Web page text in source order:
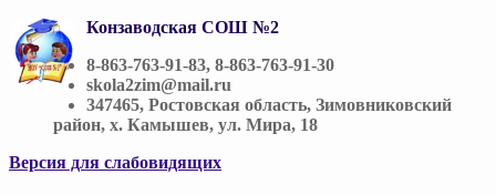
Конзаводская СОШ №2
8-863-763-91-83, 8-863-763-91-30
skola2zim@mail.ru
347465, Ростовская область, Зимовниковский
район, х. Камышев, ул. Мира, 18
Версия для слабовидящих